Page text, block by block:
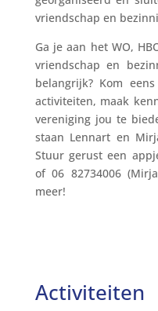
vriendschap en
Ga je aan het WO,
vriendschap en
belangrijk? Kom
activiteiten, maak
vereniging jou te
staan Lennart en
Stuur gerust een
of 06 82734006
meer!
Activiteiten